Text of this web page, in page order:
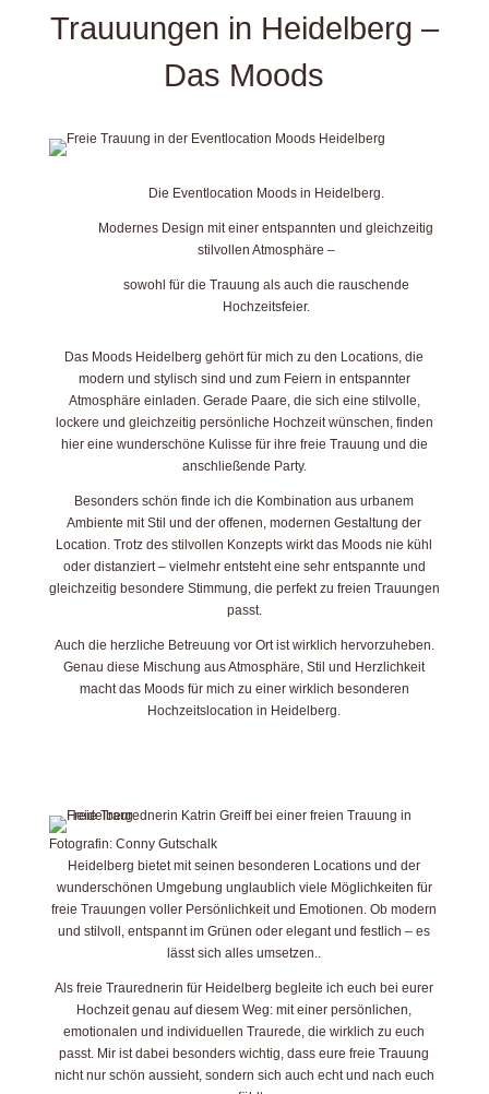
Trauuungen in Heidelberg –
Das Moods
Die Eventlocation Moods in Heidelberg.
Modernes Design mit einer entspannten und gleichzeitig
stilvollen Atmosphäre –
sowohl für die Trauung als auch die rauschende
Hochzeitsfeier.
Das Moods Heidelberg gehört für mich zu den Locations, die
modern und stylisch sind und zum Feiern in entspannter
Atmosphäre einladen. Gerade Paare, die sich eine stilvolle,
lockere und gleichzeitig persönliche Hochzeit wünschen, finden
hier eine wunderschöne Kulisse für ihre freie Trauung und die
anschließende Party.
Besonders schön finde ich die Kombination aus urbanem
Ambiente mit Stil und der offenen, modernen Gestaltung der
Location. Trotz des stilvollen Konzepts wirkt das Moods nie kühl
oder distanziert – vielmehr entsteht eine sehr entspannte und
gleichzeitig besondere Stimmung, die perfekt zu freien Trauungen
passt.
Auch die herzliche Betreuung vor Ort ist wirklich hervorzuheben.
Genau diese Mischung aus Atmosphäre, Stil und Herzlichkeit
macht das Moods für mich zu einer wirklich besonderen
Hochzeitslocation in Heidelberg.
Fotografin: Conny Gutschalk
Heidelberg bietet mit seinen besonderen Locations und der
wunderschönen Umgebung unglaublich viele Möglichkeiten für
freie Trauungen voller Persönlichkeit und Emotionen. Ob modern
und stilvoll, entspannt im Grünen oder elegant und festlich – es
lässt sich alles umsetzen..
Als freie Traurednerin für Heidelberg begleite ich euch bei eurer
Hochzeit genau auf diesem Weg: mit einer persönlichen,
emotionalen und individuellen Traurede, die wirklich zu euch
passt. Mir ist dabei besonders wichtig, dass eure freie Trauung
nicht nur schön aussieht, sondern sich auch echt und nach euch